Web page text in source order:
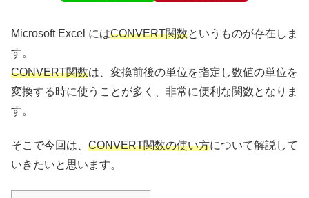
Microsoft Excel にはCONVERT関数というものが存在しま
す。
CONVERT関数は、変換前後の単位を指定し数値の単位を
変換する時に使うことが多く、非常に便利な関数となりま
す。
そこで今回は、 CONVERT関数の使い方について解説して
いきたいと思います。